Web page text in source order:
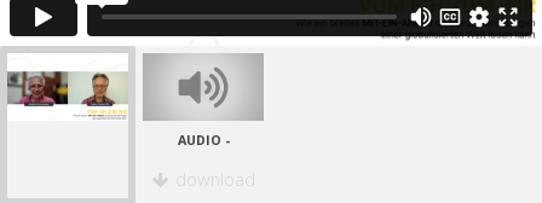
AUDIO -
download